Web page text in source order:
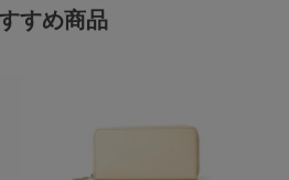
すめ商品